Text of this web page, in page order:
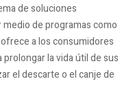
de soluciones
de programas como
a los consumidores
la vida útil de sus
el descarte o el canje de